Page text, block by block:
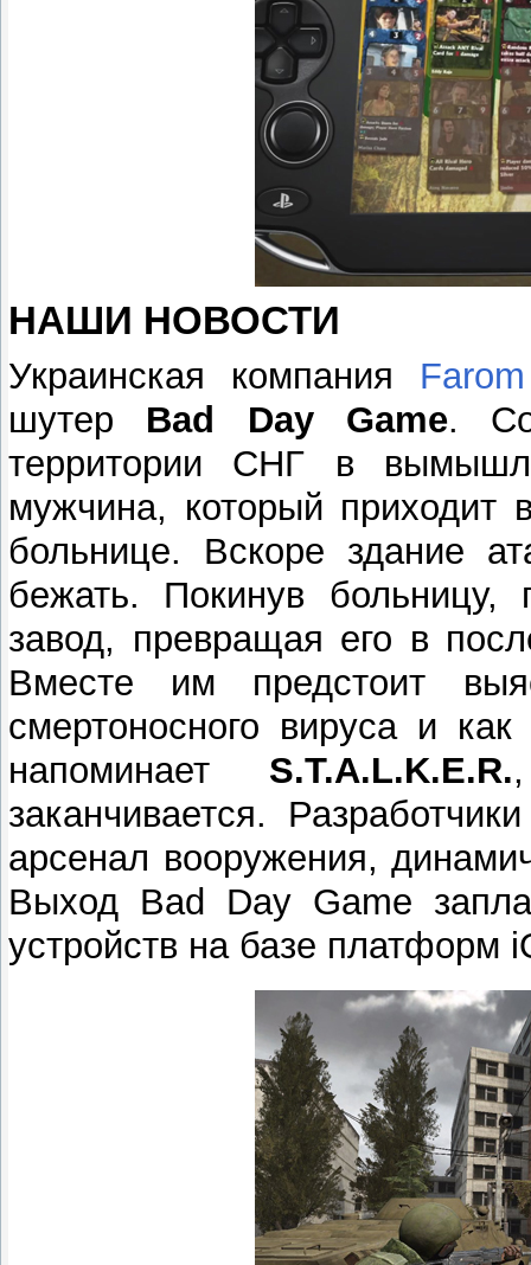
НАШИ НОВОСТИ
Украинская компания Farom
шутер Bad Day Game.
территории СНГ в
мужчина, который приходит
больнице. Вскоре здание
бежать. Покинув больницу,
завод, превращая его в
Вместе им предстоит
смертоносного вируса и
напоминает S.T.A.L.K.E.R.
заканчивается.
арсенал вооружения,
Выход Bad Day Game
устройств на базе платформ